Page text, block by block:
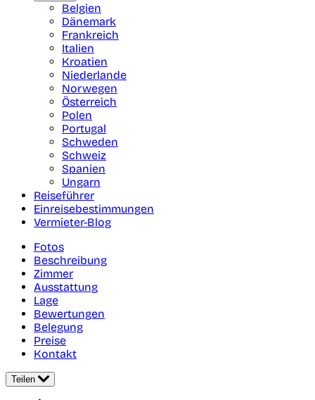
Belgien
Dänemark
Frankreich
Italien
Kroatien
Niederlande
Norwegen
Österreich
Polen
Portugal
Schweden
Schweiz
Spanien
Ungarn
Reiseführer
Einreisebestimmungen
Vermieter-Blog
Fotos
Beschreibung
Zimmer
Ausstattung
Lage
Bewertungen
Belegung
Preise
Kontakt
Teilen